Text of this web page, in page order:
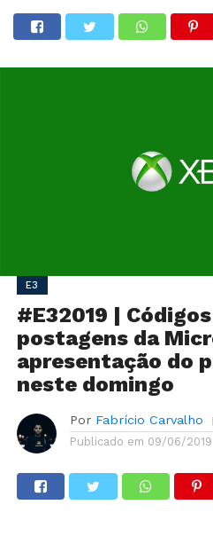
E3
#E32019 |
postagens da
apresentação do
neste domingo
Por Fabrício Carvalho
Publicado em 09/06/2019